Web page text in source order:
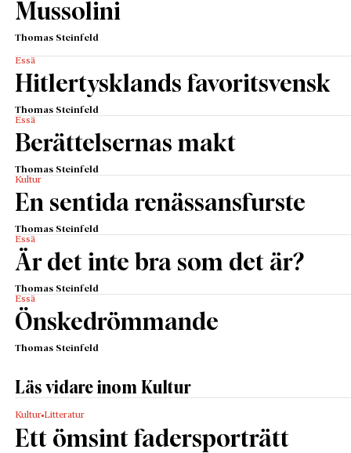
Mussolini
Thomas Steinfeld
Essä
Hitlertysklands favoritsvensk
Thomas Steinfeld
Essä
Berättelsernas makt
Thomas Steinfeld
Kultur
En sentida renässansfurste
Thomas Steinfeld
Essä
Är det inte bra som det är?
Thomas Steinfeld
Essä
Önskedrömmande
Thomas Steinfeld
Läs vidare inom Kultur
Kultur Litteratur
Ett ömsint fadersporträtt